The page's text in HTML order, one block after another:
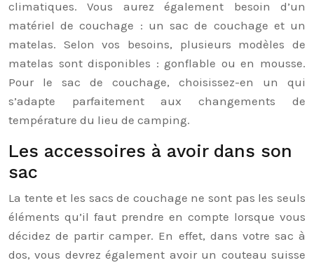
climatiques. Vous aurez également besoin d’un
matériel de couchage : un sac de couchage et un
matelas. Selon vos besoins, plusieurs modèles de
matelas sont disponibles : gonflable ou en mousse.
Pour le sac de couchage, choisissez-en un qui
s’adapte parfaitement aux changements de
température du lieu de camping.
Les accessoires à avoir dans son
sac
La tente et les sacs de couchage ne sont pas les seuls
éléments qu’il faut prendre en compte lorsque vous
décidez de partir camper. En effet, dans votre sac à
dos, vous devrez également avoir un couteau suisse